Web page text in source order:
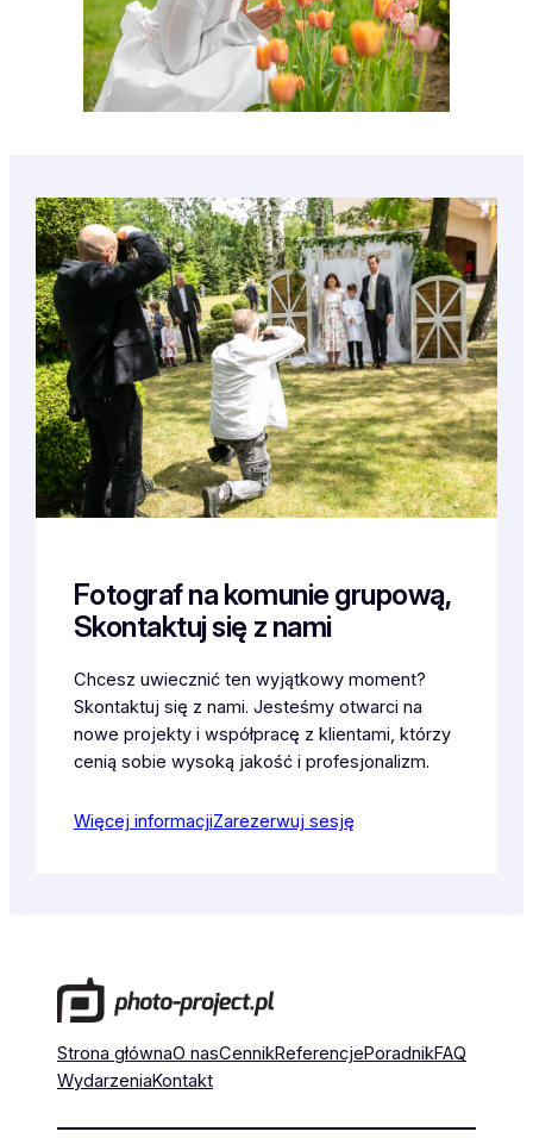
Fotograf na komunie grupową,
Skontaktuj się z nami
Chcesz uwiecznić ten wyjątkowy moment?
Skontaktuj się z nami. Jesteśmy otwarci na
nowe projekty i współpracę z klientami, którzy
cenią sobie wysoką jakość i profesjonalizm.
Więcej informacjiZarezerwuj sesję
Strona głównaO nasCennikReferencjePoradnikFAQ
WydarzeniaKontakt